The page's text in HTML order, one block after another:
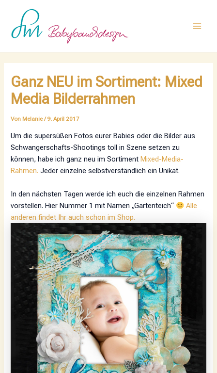
springen
Ganz NEU im Sortiment: Mixed
Media Bilderrahmen
Von Melanie/9. April 2017
Um die supersüßen Fotos eurer Babies oder die Bilder aus
Schwangerschafts-Shootings toll in Szene setzen zu
können, habe ich ganz neu im Sortiment Mixed-Media-
Rahmen. Jeder einzelne selbstverständlich ein Unikat.
In den nächsten Tagen werde ich euch die einzelnen Rahmen
vorstellen. Hier Nummer 1 mit Namen „Gartenteich“
Alle
anderen findet Ihr auch schon im Shop.
navigation